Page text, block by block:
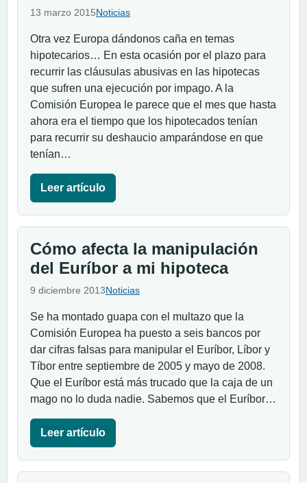
13 marzo 2015Noticias
Otra vez Europa dándonos caña en temas
hipotecarios… En esta ocasión por el plazo para
recurrir las cláusulas abusivas en las hipotecas
que sufren una ejecución por impago. A la
Comisión Europea le parece que el mes que hasta
ahora era el tiempo que los hipotecados tenían
para recurrir su deshaucio amparándose en que
tenían…
Leer artículo
Cómo afecta la manipulación
del Euríbor a mi hipoteca
9 diciembre 2013Noticias
Se ha montado guapa con el multazo que la
Comisión Europea ha puesto a seis bancos por
dar cifras falsas para manipular el Euríbor, Líbor y
Tíbor entre septiembre de 2005 y mayo de 2008.
Que el Euríbor está más trucado que la caja de un
mago no lo duda nadie. Sabemos que el Euríbor…
Leer artículo